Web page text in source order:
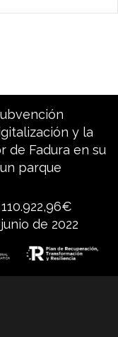
y la
de Fadura en su
parque
de 2022